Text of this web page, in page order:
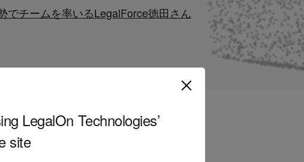
LegalOn Technologies’
site
チームを率いるLegalForce徳田さん